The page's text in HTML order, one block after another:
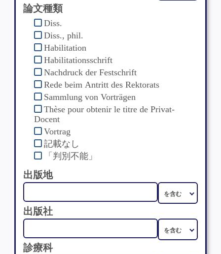
論文種類
Diss.
Diss., phil.
Habilitation
Habilitationsschrift
Nachdruck der Festschrift
Rede beim Antritt des Rektorats
Sammlung von Vorträgen
Thèse pour obtenir le titre de Privat-
Docent
Vortrag
記載なし
「判別不能」
出版地
出版社
診療科